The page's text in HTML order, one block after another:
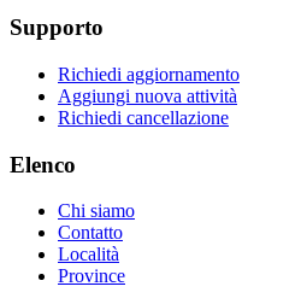
Supporto
Richiedi aggiornamento
Aggiungi nuova attività
Richiedi cancellazione
Elenco
Chi siamo
Contatto
Località
Province